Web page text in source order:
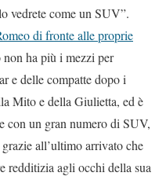
vedrete come un SUV”.
di fronte alle proprie
ha più i mezzi per
e delle compatte dopo i
Mito e della Giulietta, ed è
con un gran numero di SUV,
all’ultimo arrivato che
redditizia agli occhi della sua